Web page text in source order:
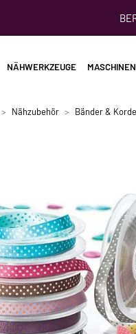
NÄHWERKZEUGE MASCHINEN
Nähzubehör Bänder &